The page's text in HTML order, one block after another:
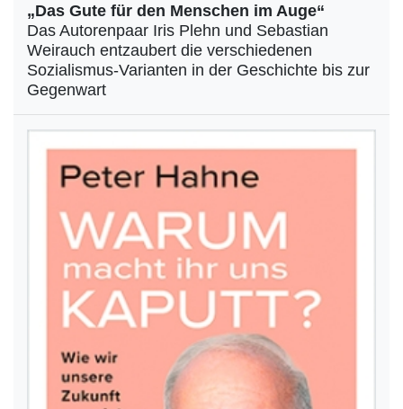
„Das Gute für den Menschen im Auge“
Das Autorenpaar Iris Plehn und Sebastian
Weirauch entzaubert die verschiedenen
Sozialismus-Varianten in der Geschichte bis zur
Gegenwart